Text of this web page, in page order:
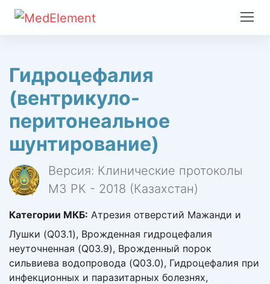
Гидроцефалия
(вентрикуло-
перитонеальное
шунтирование)
Версия: Клинические протоколы
МЗ РК - 2018 (Казахстан)
Категории МКБ: Атрезия отверстий Мажанди и
Лушки (Q03.1), Врожденная гидроцефалия
неуточненная (Q03.9), Врожденный порок
сильвиева водопровода (Q03.0), Гидроцефалия при
инфекционных и паразитарных болезнях,